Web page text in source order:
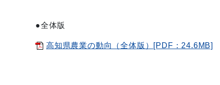
●全体版
高知県農業の動向（全体版）[PDF：24.6MB]